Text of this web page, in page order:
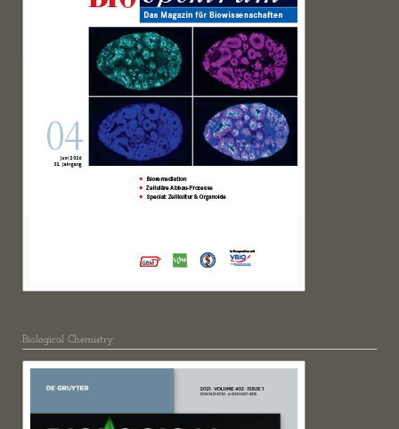
Biological Chemistry